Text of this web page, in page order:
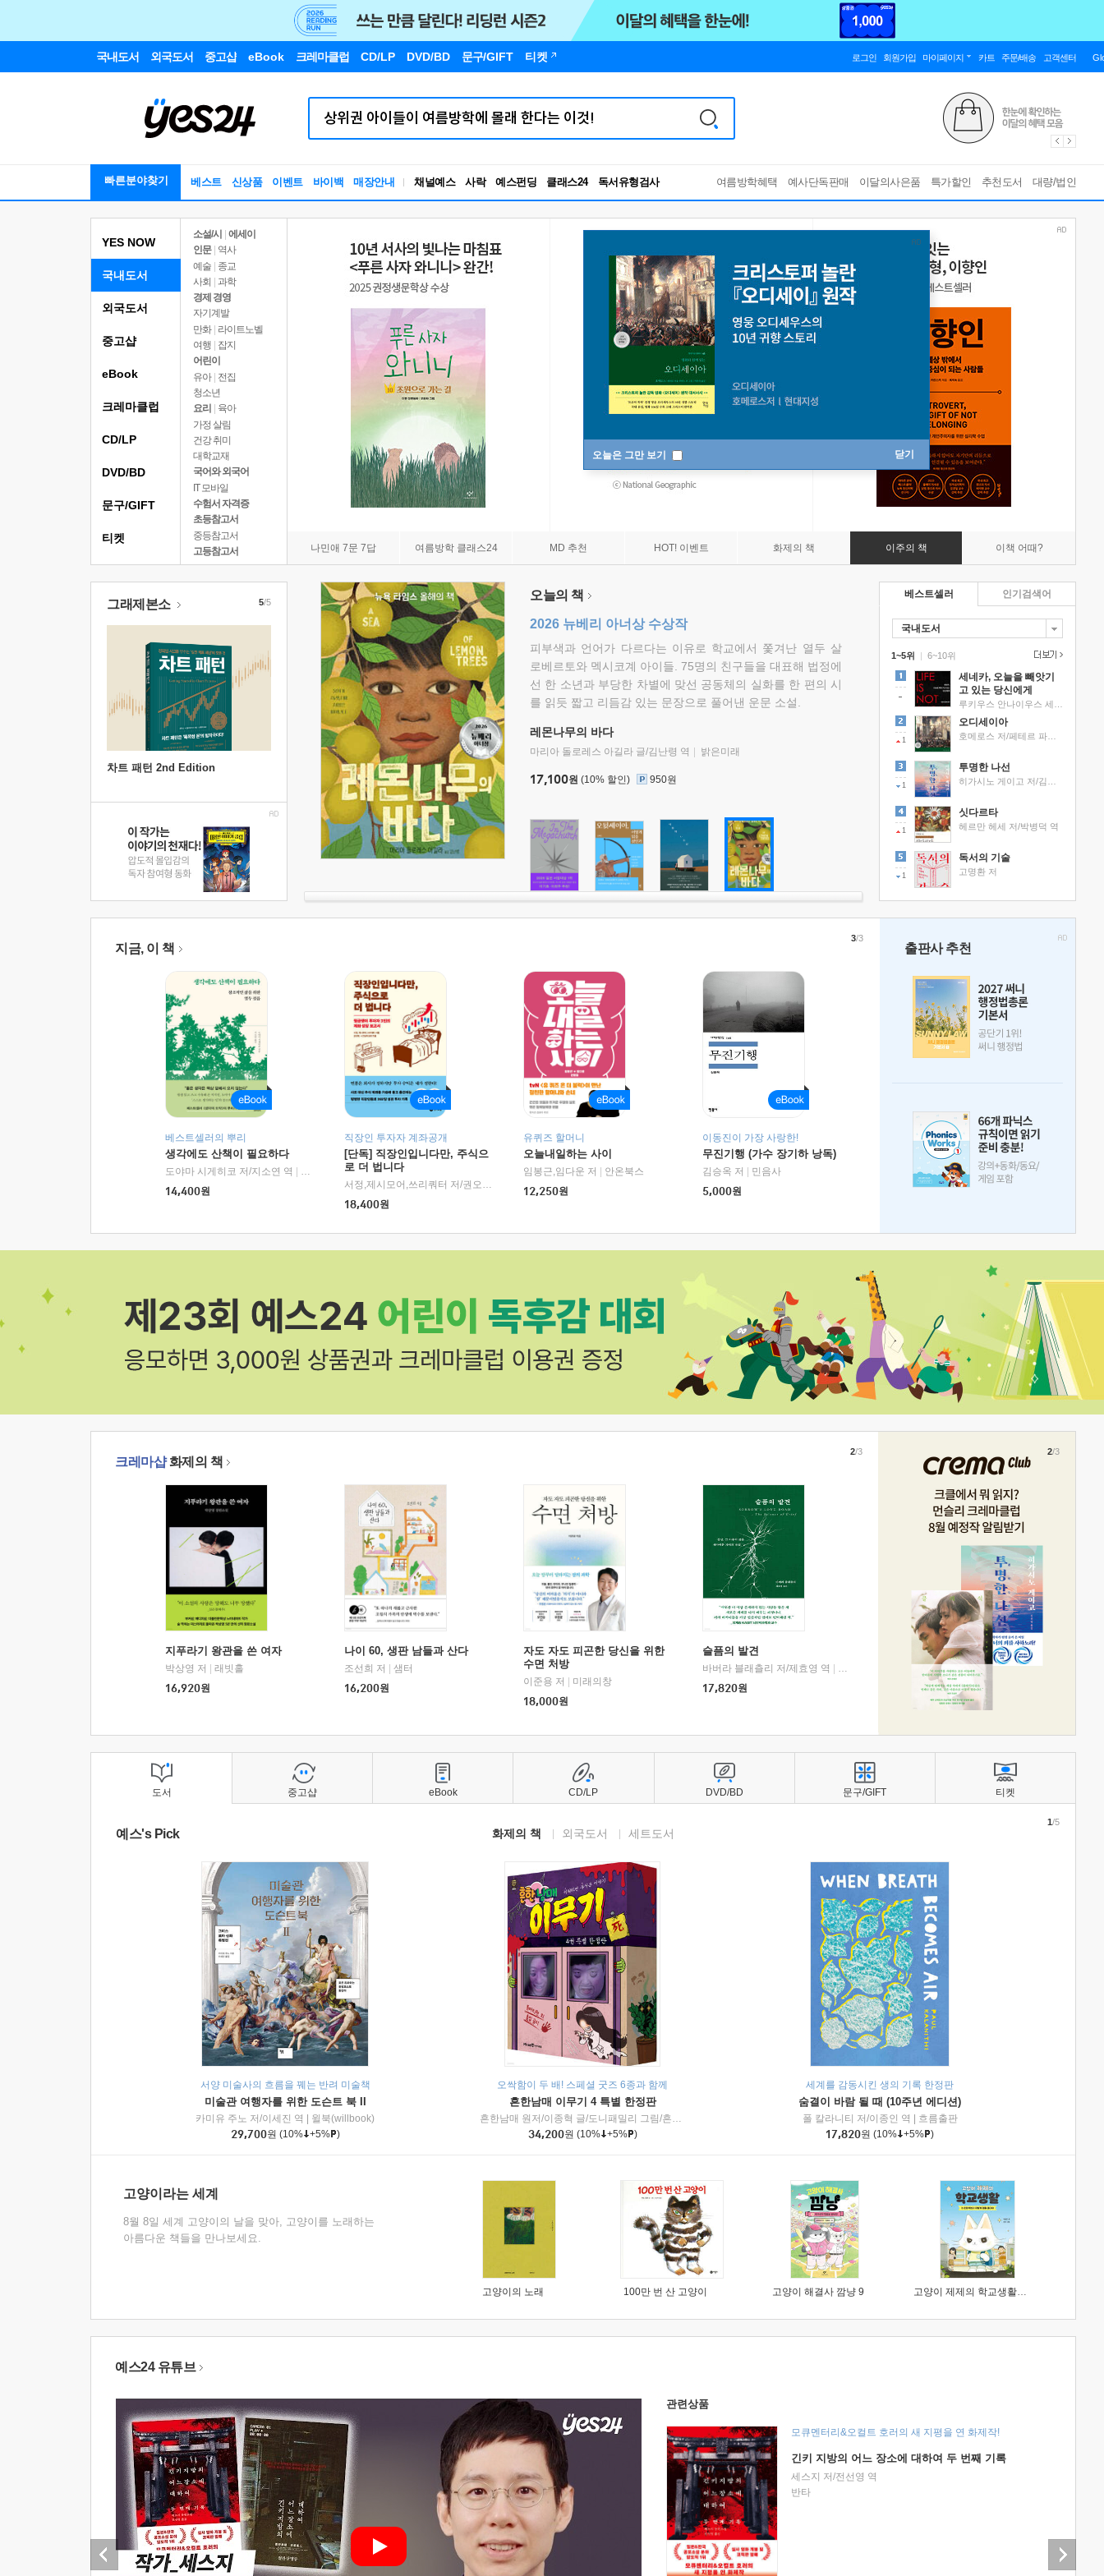
국내도서 외국도서 중고샵 eBook 크레마클럽 CD/LP DVD/BD 문구/GIFT 티켓 로그인 회원가입 마이페이지 카트 주문/배송 고객센터
빠른분야찾기 베스트 신상품 이벤트 바이백 매장안내 채널예스 사락 예스펀딩 클래스24
RBTI Lab
독서유형검사
여름방학혜택 예사단독판매 이달의사은품 특가할인 추천도서 대량/법인
오늘은 그만 보기 닫기
YES NOW
국내도서
소설/시
에세이
인문
역사
예술 | 종교
사회 | 과학
경제 경영
자기계발
만화 | 라이트노벨
여행
잡지
어린이
유아 | 전집
청소년
요리
육아
가정 살림
건강 취미
대학교재
국어와 외국어
IT 모바일
수험서 자격증
초등참고서
중등참고서
고등참고서
나민애 7문 7답 여름방학 클래스24 MD 추천 HOT! 이벤트 화제의 책 이주의 책 이책 어때?
외국도서
중고샵
eBook
크레마클럽
CD/LP
DVD/BD
문구/GIFT
티켓
그래제본소
차트 패턴 2nd Edition
5/5 오늘의 책
2026 뉴베리 아너상 수상작
피부색과 언어가 다르다는 이유로 학교에서 쫓겨난 열두 살
로베르토와 멕시코계 아이들. 75명의 친구들을 대표해 법정에
선 한 소년과 부당한 차별에 맞선 공동체의 실화를 한 편의 시
를 읽듯 짧고 리듬감 있는 문장으로 풀어낸 운문 소설.
레몬나무의 바다
마리아 돌로레스 아길라 글/김난령 역 밝은미래
17,100원 (10% 할인) 950원
베스트셀러
국내도서
1~5위 |
세네카, 오늘을 빼앗기
고 있는 당신에게
1
오디세이아
1
투명한 나선
1
싯다르타
헤르만 헤세 저/박병덕 역
1
독서의 기술
고명환 저
6~10위
인기검색어
지금, 이 책
베스트셀러의 뿌리
생각에도 산책이 필요하다
도야마 시게히코 저/지소연 역
알에이치코리아(RHK)
14,400원
직장인 투자자 계좌공개
[단독] 직장인입니다만, 주식으
로 더 법니다
서정,제시모어,쓰리쿼터 저/권오태,시그널리포트 편
18,400원
유퀴즈 할머니
오늘내일하는 사이
임봉근,임다운 저
안온북스
12,250원
이동진이 가장 사랑한!
무진기행 (가수 장기하 낭독)
김승옥 저
민음사
5,000원
3/3
출판사 추천
크레마샵화제의 책
지푸라기 왕관을 쓴 여자
박상영 저
래빗홀
16,920원
나이 60, 생판 남들과 산다
조선희 저
샘터
16,200원
자도 자도 피곤한 당신을 위한
수면 처방
이준용 저
미래의창
18,000원
슬픔의 발견
바버라 블래츨리 저/제효영 역
디플롯
17,820원
2/3 2/3
도서
예스's Pick 화제의 책 외국도서 세트도서
서양 미술사의 흐름을 꿰는 반려 미술책
미술관 여행자를 위한 도슨트 북 II
카미유 주노 저/이세진 역
윌북(willbook)
29,700원 (10% +5% )
오싹함이 두 배! 스페셜 굿즈 6종과 함께
흔한남매 이무기 4 특별 한정판
흔한남매 원저/이종혁 글/도니패밀리 그림/흔한컴퍼니 감수
미래엔아이세움
34,200원 (10% +5% )
세계를 감동시킨 생의 기록 한정판
숨결이 바람 될 때 (10주년 에디션)
폴 칼라니티 저/이종인 역
흐름출판
17,820원 (10% +5% )
1/5
고양이라는 세계
8월 8일 세계 고양이의 날을 맞아, 고양이를 노래하는
아름다운 책들을 만나보세요.
고양이의 노래 100만 번 산 고양이 고양이 해결사 깜냥 9 고양이 제제의 학교생활 1 : 초등학생이 이렇게 힘들 줄이야
중고샵 eBook CD/LP DVD/BD 문구/GIFT 티켓
예스24 유튜브
관련상품
모큐멘터리&오컬트 호러의 새 지평을 연 화제작!
긴키 지방의 어느 장소에 대하여 두 번째 기록
세스지 저/전선영 역
반타